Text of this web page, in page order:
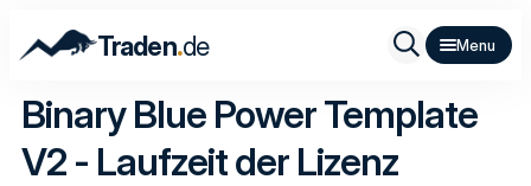
Traden.de
Binary Blue Power Template
V2 - Laufzeit der Lizenz